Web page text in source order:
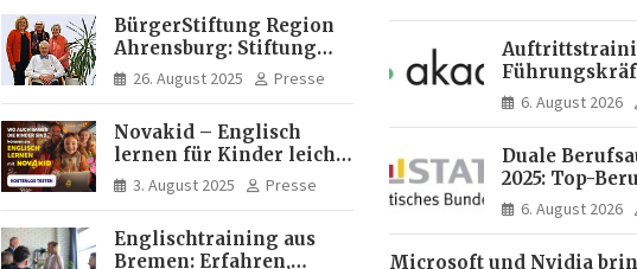
Experte für Bildung und
Investitionen in
Brasilien
BürgerStiftung Region
Ahrensburg: Stiftung
Dietrich+Gudrun Maaß
fördert
Frauen
26. August 2025 Presse
Novakid – Englisch
lernen für Kinder leicht
gemacht
3. August 2025 Presse
Englischtraining aus
Bremen: Erfahren,
Akademie
6. August 2026
Duale
2025: Top-
Männern
6. August 2026
Microsoft und Nvidia